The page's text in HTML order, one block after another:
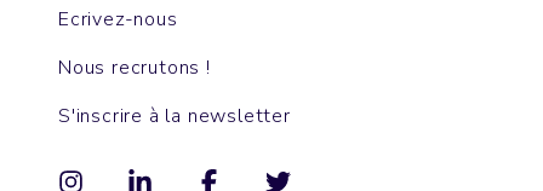
Ecrivez-nous
Nous recrutons !
S'inscrire à la newsletter